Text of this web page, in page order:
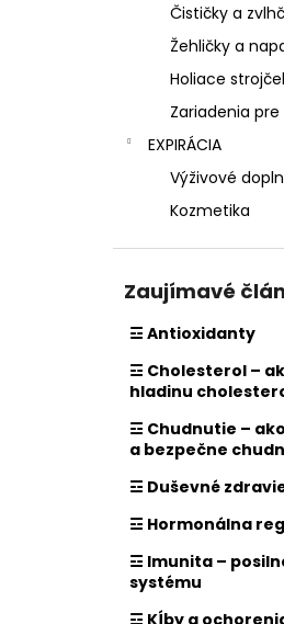
Čističky a
Žehličky a
Holiace
Zariadenia
EXPIRÁCIA
Výživové
Kozmetika
Zaujímavé
☲ Antioxidanty
☲ Cholesterol –
hladinu
☲ Chudnutie –
a bezpečne
☲ Duševné
☲ Hormonálna
☲ Imunita –
systému
☲ Kĺby a